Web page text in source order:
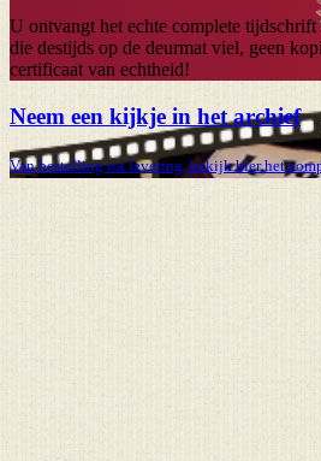
U ontvangt het echte complete
die destijds op de deurmat viel, geen
certificaat van echtheid!
Neem een kijkje in het archief
Van bestelling tot levering, bekijk hier het